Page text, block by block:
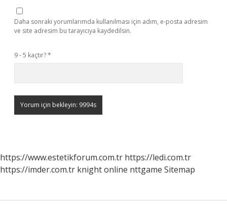
Daha sonraki yorumlarımda kullanılması için adım, e-posta adresim
ve site adresim bu tarayıcıya kaydedilsin.
9 - 5 kaçtır?*
https://www.estetikforum.com.tr https://ledi.com.tr
https://imder.com.tr knight online nttgame Sitemap